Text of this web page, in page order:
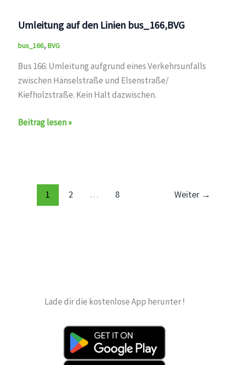
Umleitung auf den Linien bus_166,BVG
bus_166,BVG
Bus 166: Umleitung aufgrund eines Verkehrsunfalls
zwischen Hänselstraße und Elsenstraße/
Kiefholzstraße. Kein Halt dazwischen.
Umleitung
Beitrag lesen »
1 2 … 8 Weiter →
Lade dir die kostenlose App herunter !